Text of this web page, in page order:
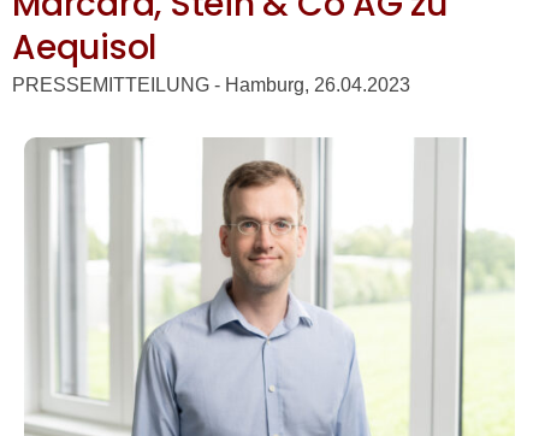
Aequisol
PRESSEMITTEILUNG - Hamburg, 26.04.2023